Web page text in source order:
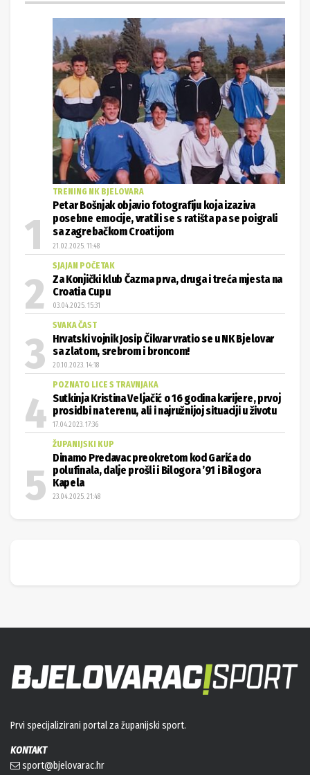
TRENING NK BJELOVARA
Petar Bošnjak objavio fotografiju koja izaziva
posebne emocije, vratili se s ratišta pa se poigrali
sa zagrebačkom Croatijom
21.02.2025. 11:48
SJAJAN POČETAK
Za Konjički klub Čazma prva, druga i treća mjesta na
Croatia Cupu
03.04.2025. 15:31
SVAKA ČAST
Hrvatski vojnik Josip Čikvar vratio se u NK Bjelovar
sa zlatom, srebrom i broncom!
20.10.2023. 14:18
POZNATO LICE S TRAVNJAKA
Sutkinja Kristina Veljačić o 16 godina karijere, prvoj
prosidbi na terenu, ali i najružnijoj situaciji u životu
17.04.2023. 17:36
ŽUPANIJSKI KUP
Dinamo Predavac preokretom kod Garića do
polufinala, dalje prošli i Bilogora ’91 i Bilogora
Kapela
23.04.2025. 21:48
Prvi specijalizirani portal za županijski sport.
sport@bjelovarac.hr
IMPRESSUM